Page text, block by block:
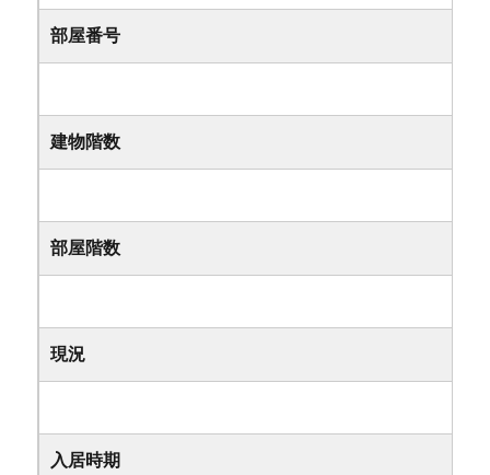
部屋番号
建物階数
部屋階数
現況
入居時期